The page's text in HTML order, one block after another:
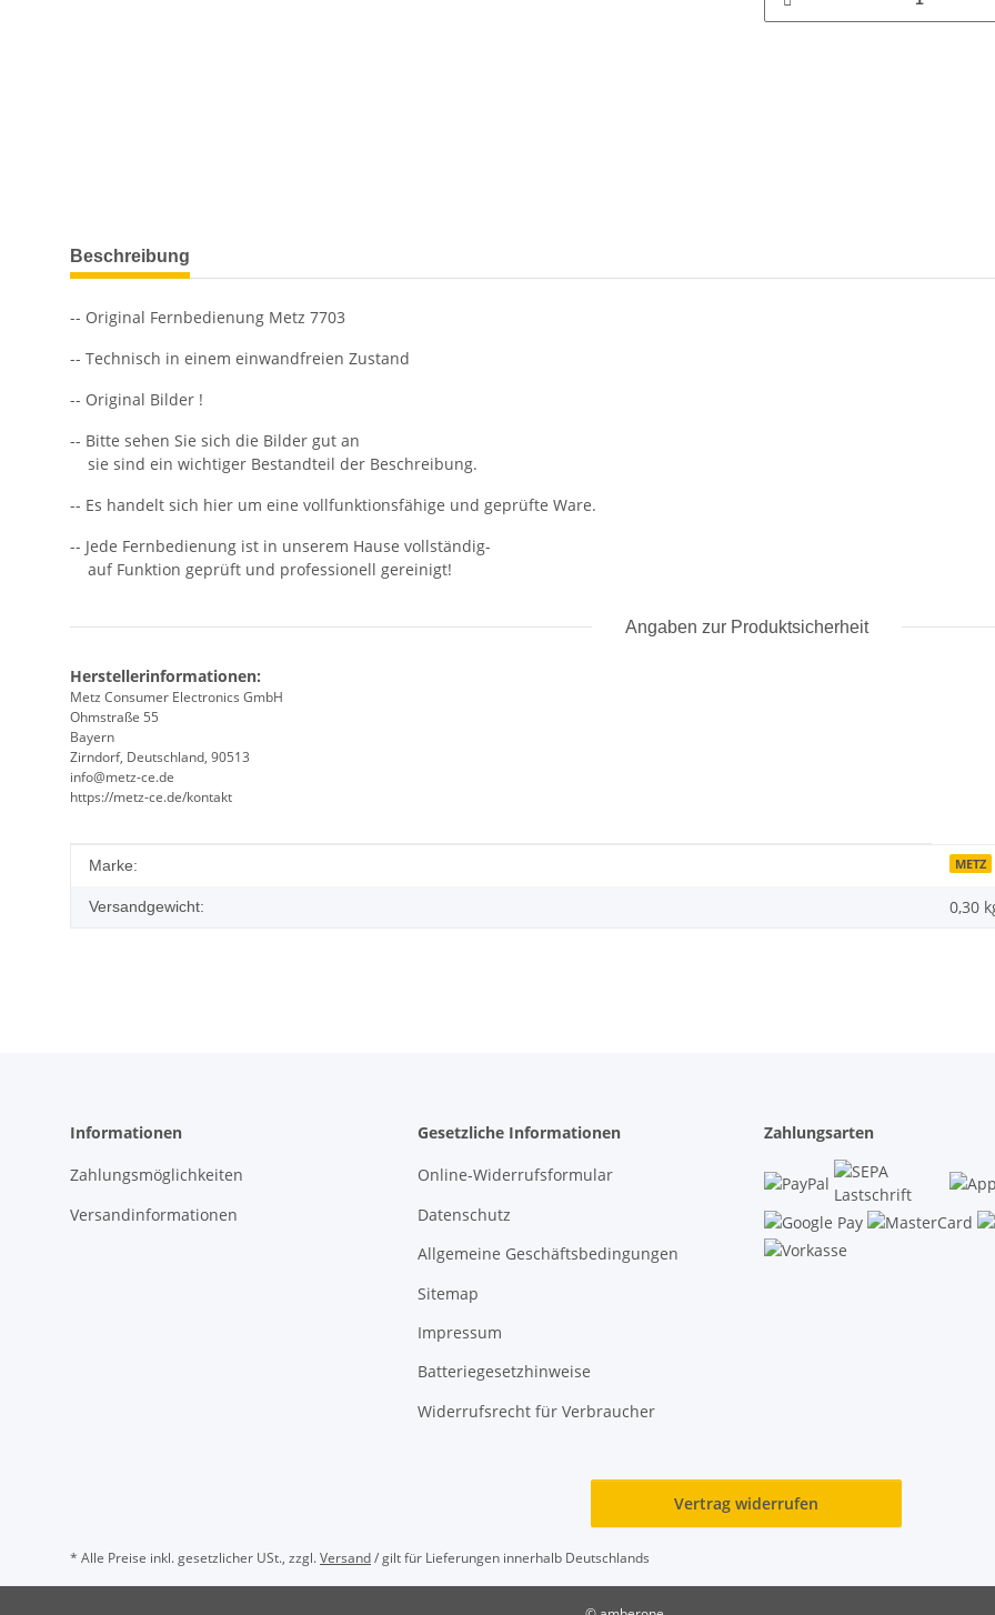
weitere Registerkarten anzeigen
Beschreibung
-- Original Fernbedienung Metz 7703
-- Technisch in einem einwandfreien Zustand
-- Original Bilder !
-- Bitte sehen Sie sich die Bilder gut an
sie sind ein wichtiger Bestandteil der Beschreibung.
-- Es handelt sich hier um eine vollfunktionsfähige und geprüfte Ware.
-- Jede Fernbedienung ist in unserem Hause vollständig-
auf Funktion geprüft und professionell gereinigt!
Angaben zur Produktsicherheit
Herstellerinformationen:
Metz Consumer Electronics GmbH
Ohmstraße 55
Bayern
Zirndorf, Deutschland, 90513
info@metz-ce.de
https://metz-ce.de/kontakt
Produkteigenschaft
Wert
Marke: METZ
Versandgewicht: 0,30
Informationen
Zahlungsmöglichkeiten
Versandinformationen
Gesetzliche Informationen
Online-Widerrufsformular
Datenschutz
Allgemeine Geschäftsbedingungen
Sitemap
Impressum
Batteriegesetzhinweise
Widerrufsrecht für Verbraucher
Zahlungsarten
Vertrag widerrufen
* Alle Preise inkl. gesetzlicher USt., zzgl.Versand/ gilt für Lieferungen innerhalb Deutschlands